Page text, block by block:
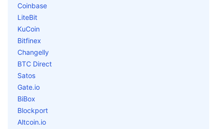
Coinbase
LiteBit
KuCoin
Bitfinex
Changelly
BTC Direct
Satos
Gate.io
BiBox
Blockport
Altcoin.io